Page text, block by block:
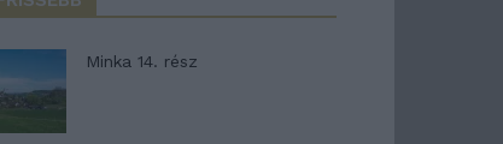
Minka 14. rész